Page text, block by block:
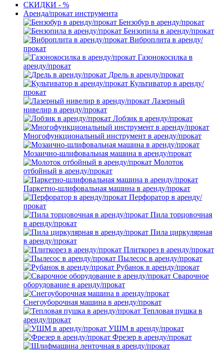
СКИДКИ - %
Аренда/прокат инструмента
Бензобур в аренду/прокат
Бензопила в аренду/прокат
Виброплита в аренду/
прокат
Газонокосилка в
аренду/прокат
Дрель в аренду/прокат
Культиватор в аренду/
прокат
Лазерный
нивелир в аренду/прокат
Лобзик в аренду/прокат
Многофункциональный инструмент в аренду/прокат
Мозаично-шлифовальная машина в аренду/прокат
Молоток
отбойный в аренду/прокат
Паркетно-шлифовальная машина в аренду/прокат
Перфоратор в аренду/
прокат
Пила торцовочная
в аренду/прокат
Пила циркулярная
в аренду/прокат
Плиткорез в аренду/прокат
Пылесос в аренду/прокат
Рубанок в аренду/прокат
Сварочное
оборудование в аренду/прокат
Снегоуборочная машина в аренду/прокат
Тепловая пушка в
аренду/прокат
УШМ в аренду/прокат
Фрезер в аренду/прокат